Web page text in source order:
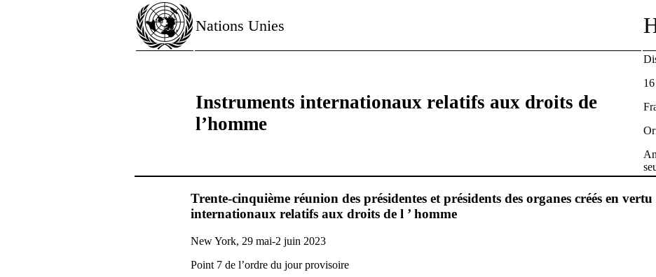
Nations Unies
Instruments internationaux relatifs aux droits de
l’homme
Trente-cinquième réunion des présidentes et présidents des organes créés en
internationaux relatifs aux droits de l ’ homme
New York, 29 mai-2 juin 2023
Point 7 de l’ordre du jour provisoire